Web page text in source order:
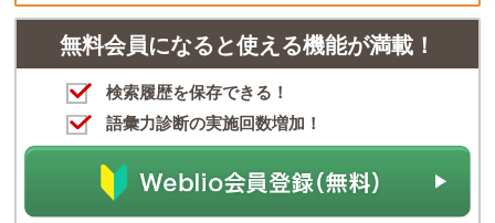
無料会員になると使える機能が満載！
検索履歴を保存できる！
語彙力診断の実施回数増加！